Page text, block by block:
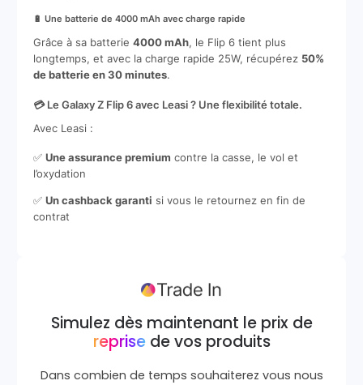
🔋 Une batterie de 4000 mAh avec charge rapide
Grâce à sa batterie 4000 mAh, le Flip 6 tient plus
longtemps, et avec la charge rapide 25W, récupérez 50%
de batterie en 30 minutes.
💳 Le Galaxy Z Flip 6 avec Leasi ? Une flexibilité totale.
Avec Leasi :
✅ Une assurance premium contre la casse, le vol et
l’oxydation
✅ Un cashback garanti si vous le retournez en fin de
contrat
Simulez dès maintenant le prix de
reprisede vos produits
Dans combien de temps souhaiterez vous nous